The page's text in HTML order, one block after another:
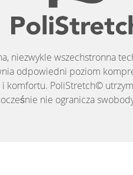
niezwykle wszechstronna
odpowiedni poziom
komfortu. PoliStretch©
nie ogranicza